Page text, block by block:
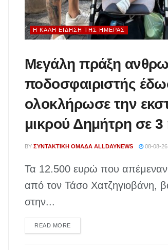
Η ΚΑΛΉ ΕΊΔΗΣΗ ΤΗΣ ΗΜΈΡΑΣ
Μεγάλη πράξη
ποδοσφαιριστής
ολοκλήρωσε την
μικρού Δημήτρη σε 3
BY ΣΥΝΤΑΚΤΙΚΉ ΟΜΆΔΑ ALLDAYNEWS 08-08-26
Τα 12.500 ευρώ που απέμεναν
από τον Τάσο Χατζηγιοβάνη,
στην...
READ MOREDETAILS